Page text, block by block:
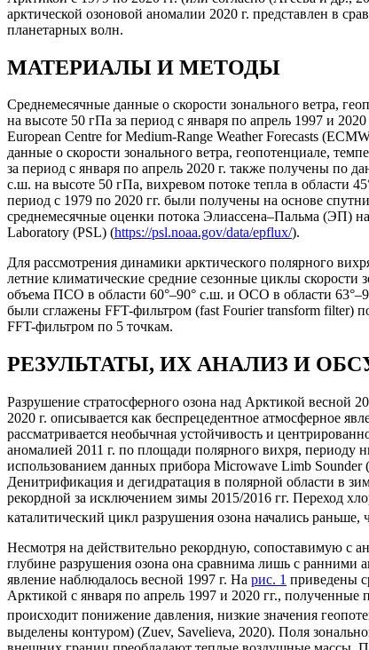
арктической озоновой аномалии 2020 г. представлен в
планетарных волн.
МАТЕРИАЛЫ И МЕТОДЫ
Среднемесячные данные о скорости зонального ветра,
на высоте 50 гПа за период c января по апрель 1997 и
European Centre for Medium-Range Weather Forecasts
данные о скорости зонального ветра, геопотенциале,
за период c января по апрель 2020 г. также получены по
с.ш. на высоте 50 гПа, вихревом потоке тепла в области
период с 1979 по 2020 гг. были получены на основе
среднемесячные оценки потока Элиассена–Пальма (ЭП)
Laboratory (PSL) (https://psl.noaa.gov/data/epflux/).
Для рассмотрения динамики арктического полярного
летние климатические средние сезонные циклы скорости
объема ПСО в области 60°‒90° с.ш. и ОСО в области
были сглажены FFT-фильтром (fast Fourier transform filter)
FFT-фильтром по 5 точкам.
РЕЗУЛЬТАТЫ, ИХ АНАЛИЗ И
Разрушение стратосферного озона над Арктикой весной
2020 г. описывается как беспрецедентное атмосферное
рассматривается необычная устойчивость и
аномалией 2011 г. по площади полярного вихря, периоду
использованием данных прибора Microwave Limb
Денитрификация и дегидратация в полярной области в
рекордной за исключением зимы 2015/2016 гг. Переход
каталитический цикл разрушения озона начались
Несмотря на действительно рекордную, сопоставимую с
глубине разрушения озона она сравнима лишь с ранними
явление наблюдалось весной 1997 г. На рис. 1 приведены
Арктикой с января по апрель 1997 и 2020 гг.,
происходит понижение давления, низкие значения
выделены контуром) (Zuev, Savelieva, 2020). Поля